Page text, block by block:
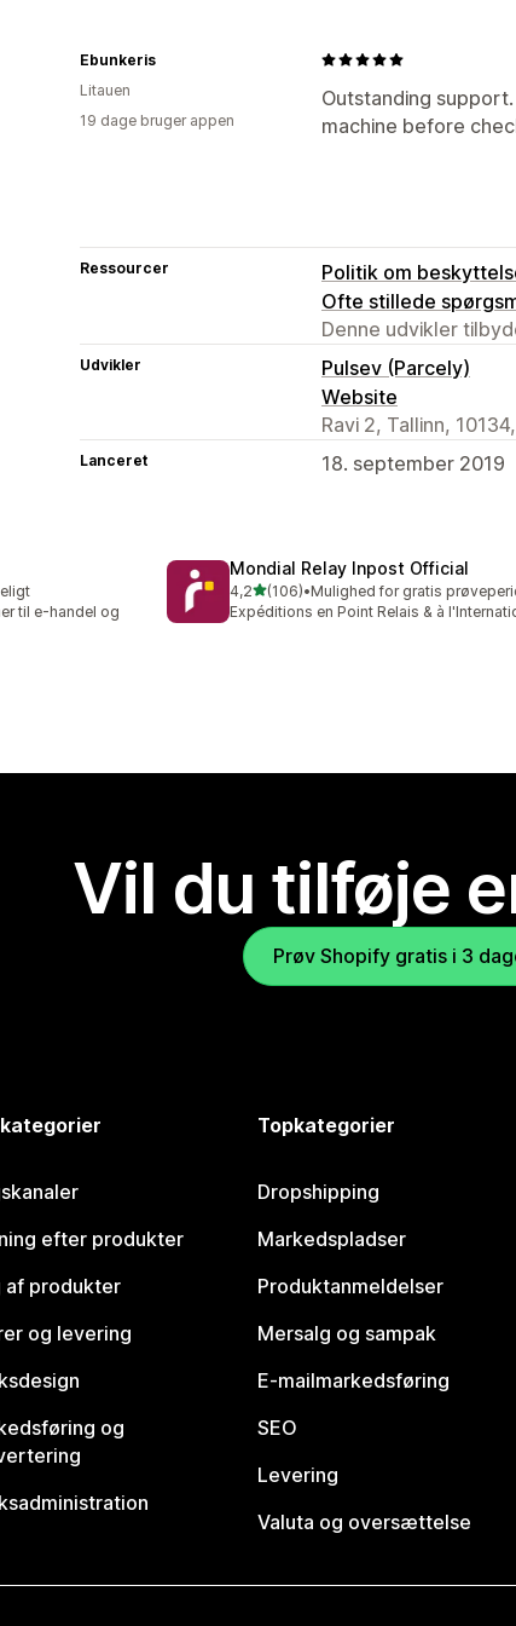
Outstanding
machine before
Ebunkeris
Litauen
19 dage bruger appen
Ressourcer
Politik om
Ofte stillede
Denne udvikler
Udvikler
Pulsev (Parcely)
Website
Ravi 2, Tallinn, 10134,
Lanceret 18. september 2019
til e-handel og
Mondial Relay Inpost Official
4,2ud af 5 stjerner
(106)
106 anmeldelser i alt
•Mulighed for gratis
Expéditions en Point Relais & à
Vil du tilføje
Prøv Shopify gratis i 3
efter produkter
af produkter
og levering
og
Topkategorier
Dropshipping
Markedspladser
Produktanmeldelser
Mersalg og sampak
E-mailmarkedsføring
SEO
Levering
Valuta og oversættelse